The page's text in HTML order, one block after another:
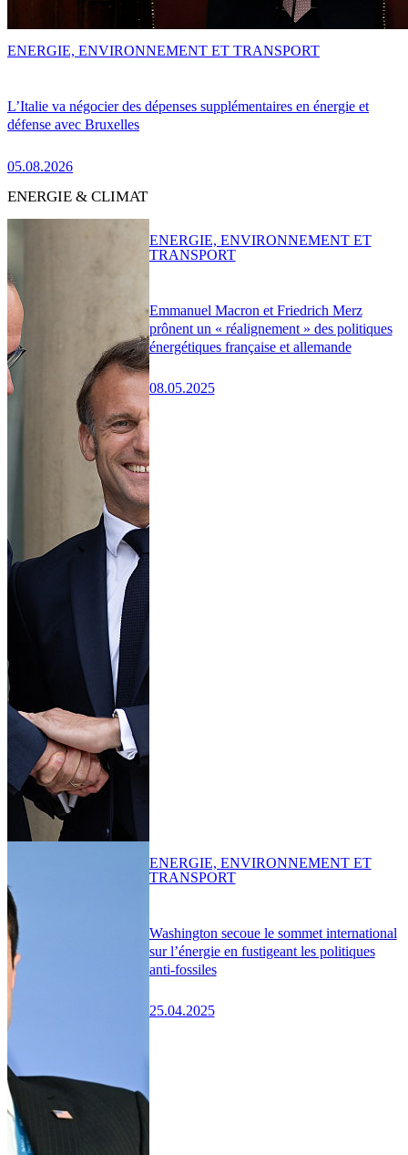
L’Italie va négocier des dépenses supplémentaires en énergie et
défense avec Bruxelles
05.08.2026
ENERGIE, ENVIRONNEMENT ET TRANSPORT
ENERGIE & CLIMAT
Emmanuel Macron et Friedrich Merz
prônent un « réalignement » des politiques
énergétiques française et allemande
08.05.2025
ENERGIE, ENVIRONNEMENT ET
TRANSPORT
Washington secoue le sommet international
sur l’énergie en fustigeant les politiques
anti-fossiles
25.04.2025
ENERGIE, ENVIRONNEMENT ET
TRANSPORT